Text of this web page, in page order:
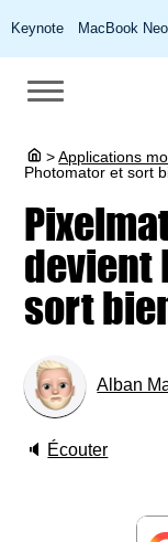
Keynote MacBook Neo
> Applications
Photomator et sort
devient
sort
Alban
🔈 Écouter